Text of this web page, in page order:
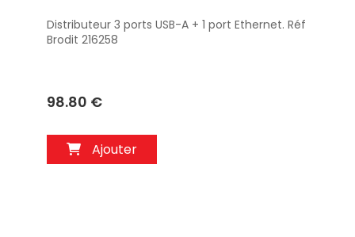
Aperçu
Distributeur 3 ports USB-A + 1 port Ethernet. Réf
Brodit 216258
98.80 €
Ajouter